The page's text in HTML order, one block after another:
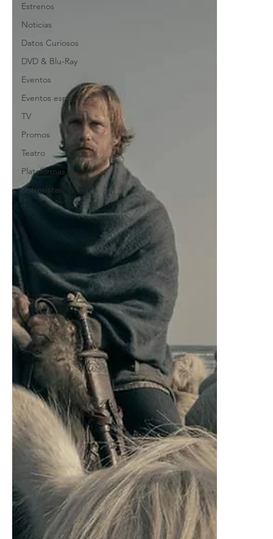
Estrenos
Noticias
Datos Curiosos
DVD & Blu-Ray
Eventos
Eventos especiales
TV
Promos
Teatro
Plataformas
Entrevistas